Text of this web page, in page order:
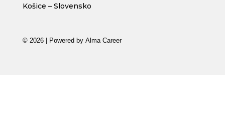
Košice – Slovensko
© 2026 | Powered by Alma Career